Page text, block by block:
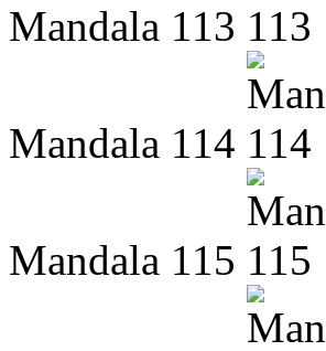
Mandala 113
Mandala 114
Mandala 115